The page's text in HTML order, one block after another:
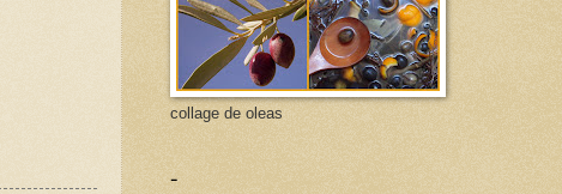
collage de oleas
-